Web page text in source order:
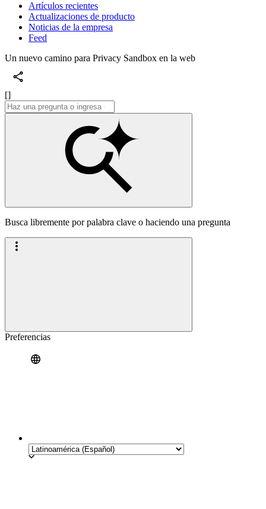
Artículos recientes
Actualizaciones de producto
Noticias de la empresa
Feed
Un nuevo camino para Privacy Sandbox en la web
[]
Busca libremente por palabra clave o haciendo una pregunta
Preferencias